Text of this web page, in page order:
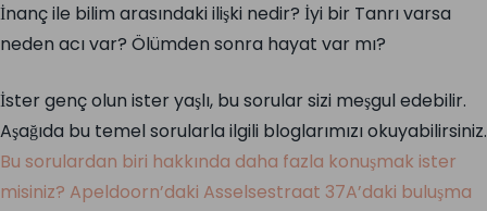
İnanç ile bilim arasındaki ilişki nedir? İyi bir Tanrı varsa
neden acı var? Ölümden sonra hayat var mı?
İster genç olun ister yaşlı, bu sorular sizi meşgul edebilir.
Aşağıda bu temel sorularla ilgili bloglarımızı okuyabilirsiniz.
Bu sorulardan biri hakkında daha fazla konuşmak ister
misiniz? Apeldoorn’daki Asselsestraat 37A’daki buluşma